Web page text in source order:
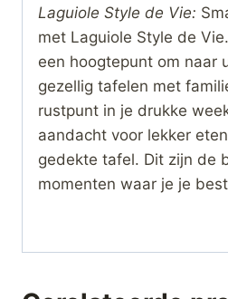
Laguiole Style de Vie:
met Laguiole Style de
een hoogtepunt om naar
gezellig tafelen met
rustpunt in je drukke
aandacht voor lekker
gedekte tafel. Dit zijn de
momenten waar je je